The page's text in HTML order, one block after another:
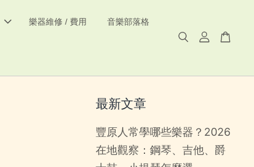
樂器維修 / 費用 音樂部落格
最新文章
豐原人常學哪些樂器？2026
在地觀察：鋼琴、吉他、爵